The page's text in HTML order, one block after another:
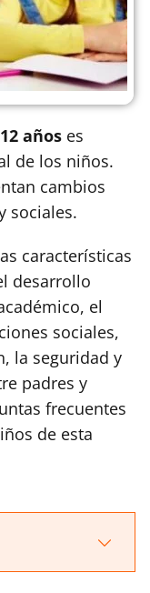
años es
de los niños.
cambios
sociales.
características
desarrollo
el
sociales,
la seguridad y
padres y
frecuentes
de esta